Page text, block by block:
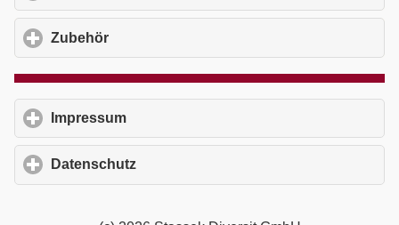
Zubehör
Impressum
Datenschutz